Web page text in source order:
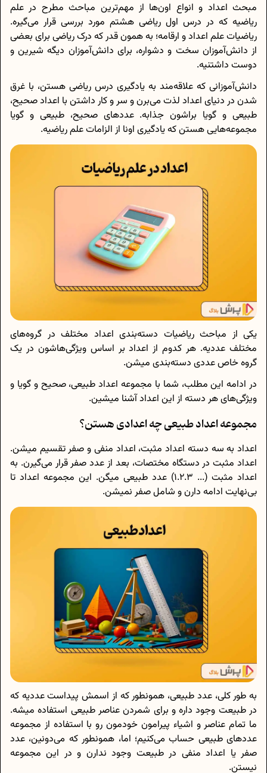
مبحث اعداد و انواع اون‌ها از مهم‌ترین مباحث مطرح در علم
ریاضیه که در درس اول ریاضی هشتم مورد بررسی قرار می‌گیره.
ریاضیات علم اعداد و ارقامه؛ به همون قدر که درک ریاضی برای بعضی
از دانش‌آموزان سخت و دشواره، برای دانش‌آموزان دیگه شیرین و
دوست داشتنیه.
دانش‌آموزانی که علاقه‌مند به یادگیری درس ریاضی هستن، با غرق
شدن در دنیای اعداد لذت می‌برن و سر و کار داشتن با اعداد صحیح،
طبیعی و گویا براشون جذابه. عددهای صحیح، طبیعی و گویا
مجموعه‌هایی هستن که یادگیری اونا از الزامات علم ریاضیه.
یکی از مباحث ریاضیات دسته‌بندی اعداد مختلف در گروه‌های
مختلف عددیه. هر کدوم از اعداد بر اساس ویژگی‌ها‌شون در یک
گروه خاص عددی دسته‌بندی میشن.
در ادامه این مطلب، شما با مجموعه اعداد طبیعی، صحیح و گویا و
ویژگی‌های هر دسته از این اعداد آشنا میشین.
مجموعه اعداد طبیعی چه اعدادی هستن؟
اعداد به سه دسته اعداد مثبت، اعداد منفی و صفر تقسیم میشن.
اعداد مثبت در دستگاه مختصات، بعد از عدد صفر قرار می‌گیرن. به
اعداد مثبت (... 1.2.3) عدد طبیعی میگن. این مجموعه اعداد تا
بی‌نهایت ادامه دارن و شامل صفر نمیشن.
به طور کلی، عدد طبیعی، همونطور که از اسمش پیداست عددیه که
در طبیعت وجود داره و برای شمردن عناصر طبیعی استفاده میشه.
ما تمام عناصر و اشیاء پیرامون‌ خود‌مون رو با استفاده از مجموعه
عددهای طبیعی حساب می‌کنیم؛ اما، همونطور که می‌دونین، عدد
صفر یا اعداد منفی در طبیعت وجود ندارن و در این مجموعه
نیستن.